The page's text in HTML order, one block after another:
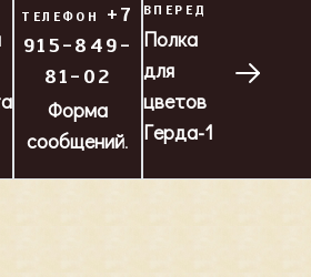
ТЕЛЕФОН +7
915-849-
81-02
Форма
сообщений.
ВПЕРЕД
Полка
для
цветов
Герда-1